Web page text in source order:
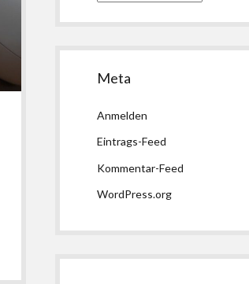
Meta
Anmelden
Eintrags-Feed
Kommentar-Feed
WordPress.org